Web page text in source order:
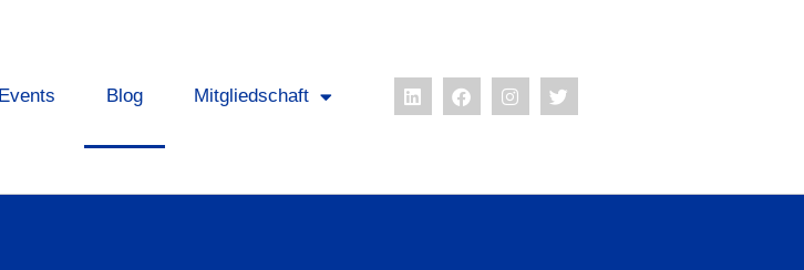
Events Blog Mitgliedschaft